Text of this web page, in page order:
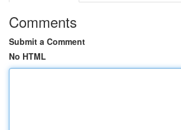
Comments
Submit a Comment
No HTML